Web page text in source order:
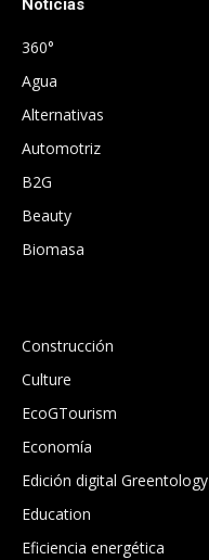
Noticias
360°
Agua
Alternativas
Automotriz
B2G
Beauty
Biomasa
Construcción
Culture
EcoGTourism
Economía
Edición digital Greentology
Education
Eficiencia energética